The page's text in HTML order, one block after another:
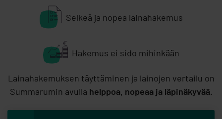
Selkeä ja nopea lainahakemus
Hakemus ei sido mihinkään
Lainahakemuksen täyttäminen ja lainojen vertailu on
Summarumin avulla helppoa, nopeaa ja läpinäkyvää.